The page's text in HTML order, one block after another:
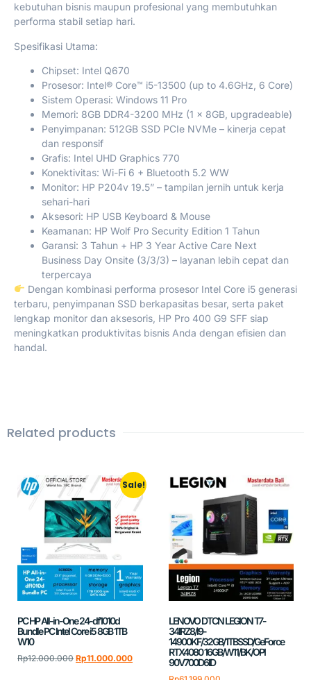
kebutuhan bisnis maupun profesional yang membutuhkan
performa stabil setiap hari.
Spesifikasi Utama:
Chipset: Intel Q670
Prosesor: Intel® Core™ i5-13500 (up to 4.6GHz, 6 Core)
Sistem Operasi: Windows 11 Pro
Memori: 8GB DDR4-3200 MHz (1 x 8GB, upgradeable)
Penyimpanan: 512GB SSD PCIe NVMe – kinerja cepat
dan responsif
Grafis: Intel UHD Graphics 770
Konektivitas: Wi-Fi 6 + Bluetooth 5.2 WW
Monitor: HP P204v 19.5” – tampilan jernih untuk kerja
sehari-hari
Aksesori: HP USB Keyboard & Mouse
Keamanan: HP Wolf Pro Security Edition 1 Tahun
Garansi: 3 Tahun + HP 3 Year Active Care Next
Business Day Onsite (3/3/3) – layanan lebih cepat dan
terpercaya
Dengan kombinasi performa prosesor Intel Core i5 generasi
terbaru, penyimpanan SSD berkapasitas besar, serta paket
lengkap monitor dan aksesoris, HP Pro 400 G9 SFF siap
meningkatkan produktivitas bisnis Anda dengan efisien dan
handal.
Related products
Sale!
PC HP All-in-One 24-df1010d
Bundle PC Intel Core i5 8GB 1TB
W10
Rp12.000.000 Rp11.000.000
LENOVO DTCN LEGION T7-
34IRZ8/I9-
14900KF/32GB/1TBSSD/GeForce
RTX4080 16GB/W11/BK/OPI
90V700D6ID